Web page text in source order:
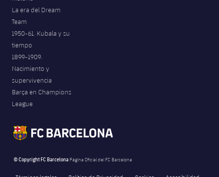
La era del Dream
Team
1950-61. Kubala y su
tiempo
1899-1909.
Nacimiento y
supervivencia
Barça en Champions
League
© Copyright FC Barcelona Página Oficial del FC Barcelona